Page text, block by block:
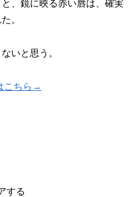
、鏡に映る赤い唇は、確実
。
いと思う。
こちら→
する